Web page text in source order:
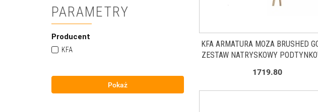
PARAMETRY
Producent
KFA
Pokaż
KFA ARMATURA MOZA BRUSHED
ZESTAW NATRYSKOWY
1719.80